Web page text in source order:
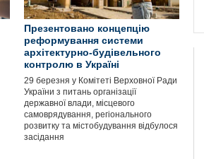
Презентовано концепцію
реформування системи
архітектурно-будівельного
контролю в Україні
29 березня у Комітеті Верховної Ради
України з питань організації
державної влади, місцевого
самоврядування, регіонального
розвитку та містобудування відбулося
засідання